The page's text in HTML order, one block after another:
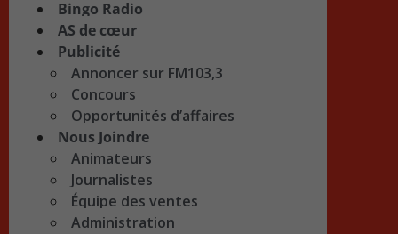
Bingo Radio
AS de cœur
Publicité
Annoncer sur FM103,3
Concours
Opportunités d’affaires
Nous Joindre
Animateurs
Journalistes
Équipe des ventes
Administration